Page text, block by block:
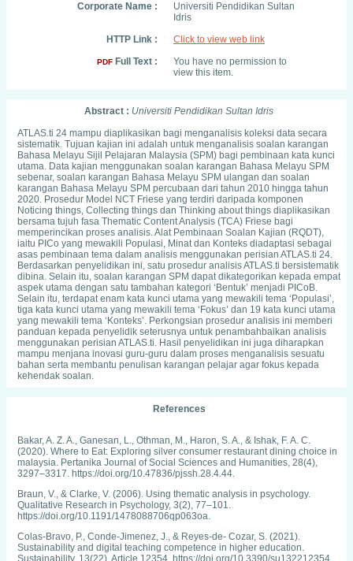
Corporate Name :
Universiti Pendidikan Sultan
Idris
HTTP Link :
Click to view web link
PDF Full Text :
You have no permission to
view this item.
Abstract : Universiti Pendidikan Sultan Idris
ATLAS.ti 24 mampu diaplikasikan bagi menganalisis koleksi data secara
sistematik. Tujuan kajian ini adalah untuk menganalisis soalan karangan
Bahasa Melayu Sijil Pelajaran Malaysia (SPM) bagi pembinaan kata kunci
utama. Data kajian menggunakan soalan karangan Bahasa Melayu SPM
sebenar, soalan karangan Bahasa Melayu SPM ulangan dan soalan
karangan Bahasa Melayu SPM percubaan dari tahun 2010 hingga tahun
2020. Prosedur Model NCT Friese yang terdiri daripada komponen
Noticing things, Collecting things dan Thinking about things diaplikasikan
bersama tujuh fasa Thematic Content Analysis (TCA) Friese bagi
memperincikan proses analisis. Alat Pembinaan Soalan Kajian (RQDT),
iaitu PICo yang mewakili Populasi, Minat dan Konteks diadaptasi sebagai
asas pembinaan tema dalam analisis menggunakan perisian ATLAS.ti 24.
Berdasarkan penyelidikan ini, satu prosedur analisis ATLAS.ti bersistematik
dibina. Selain itu, soalan karangan SPM dapat dikategorikan kepada empat
aspek utama dengan satu tambahan kategori ‘Bentuk’ menjadi PICoB.
Selain itu, terdapat enam kata kunci utama yang mewakili tema ‘Populasi’,
tiga kata kunci utama yang mewakili tema ‘Fokus’ dan 19 kata kunci utama
yang mewakili tema ‘Konteks’. Perkongsian prosedur analisis ini memberi
panduan kepada penyelidik seterusnya untuk penambahbaikan analisis
menggunakan perisian ATLAS.ti. Hasil penyelidikan ini juga diharapkan
mampu menjana inovasi guru-guru dalam proses menganalisis sesuatu
bahan serta membantu penulisan karangan pelajar agar fokus kepada
kehendak soalan.
References
Bakar, A. Z. A., Ganesan, L., Othman, M., Haron, S. A., & Ishak, F. A. C.
(2020). Where to Eat: Exploring silver consumer restaurant dining choice in
malaysia. Pertanika Journal of Social Sciences and Humanities, 28(4),
3297–3317. https://doi.org/10.47836/pjssh.28.4.44.
Braun, V., & Clarke, V. (2006). Using thematic analysis in psychology.
Qualitative Research in Psychology, 3(2), 77–101.
https://doi.org/10.1191/1478088706qp063oa.
Colas-Bravo, P., Conde-Jimenez, J., & Reyes-de- Cozar, S. (2021).
Sustainability and digital teaching competence in higher education.
Sustainability, 13(22), Article 12354. https://doi.org/10.3390/su132212354.